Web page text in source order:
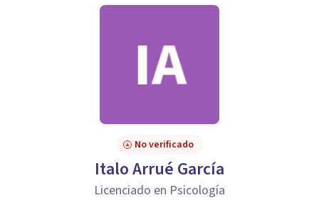
No verificado
Italo Arrué García
Licenciado en Psicología